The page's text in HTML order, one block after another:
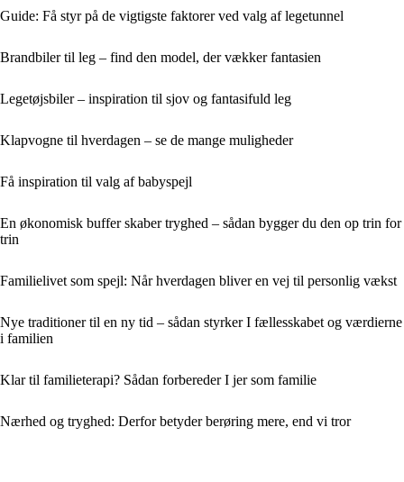
Guide: Få styr på de vigtigste faktorer ved valg af legetunnel
Brandbiler til leg – find den model, der vækker fantasien
Legetøjsbiler – inspiration til sjov og fantasifuld leg
Klapvogne til hverdagen – se de mange muligheder
Få inspiration til valg af babyspejl
En økonomisk buffer skaber tryghed – sådan bygger du den op trin for
trin
Familielivet som spejl: Når hverdagen bliver en vej til personlig vækst
Nye traditioner til en ny tid – sådan styrker I fællesskabet og værdierne
i familien
Klar til familieterapi? Sådan forbereder I jer som familie
Nærhed og tryghed: Derfor betyder berøring mere, end vi tror